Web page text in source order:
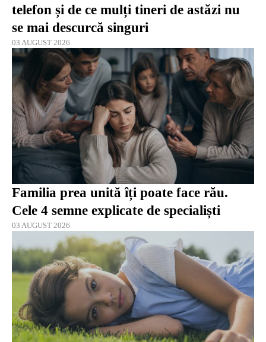
telefon și de ce mulți tineri de astăzi nu
se mai descurcă singuri
03 AUGUST 2026
Familia prea unită îți poate face rău.
Cele 4 semne explicate de specialiști
03 AUGUST 2026